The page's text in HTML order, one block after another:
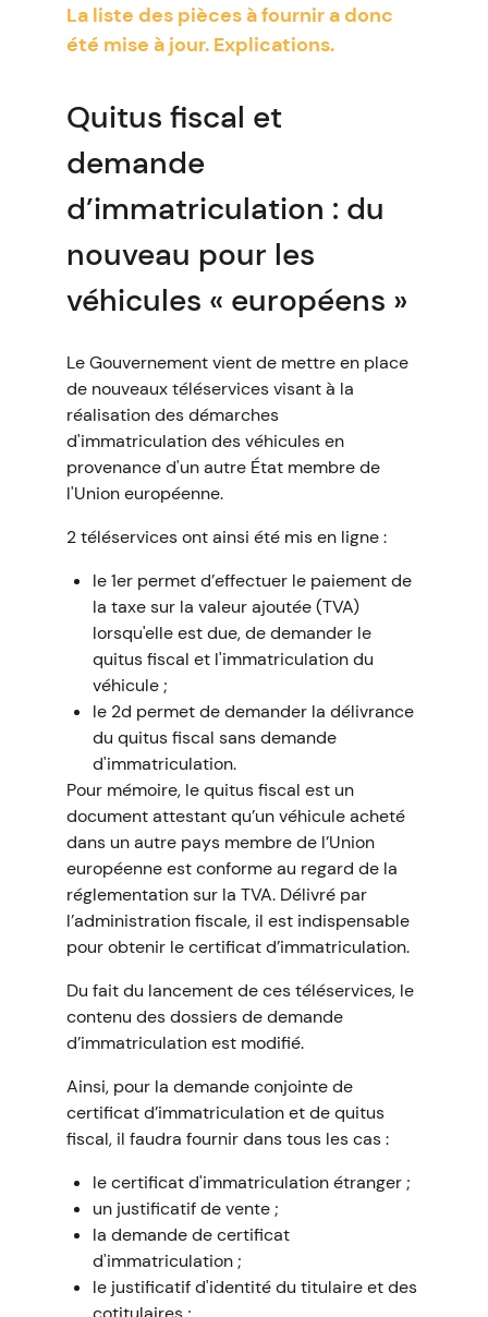
La liste des pièces à fournir a donc
été mise à jour. Explications.
Quitus fiscal et
demande
d’immatriculation : du
nouveau pour les
véhicules « européens »
Le Gouvernement vient de mettre en place
de nouveaux téléservices visant à la
réalisation des démarches
d'immatriculation des véhicules en
provenance d'un autre État membre de
l'Union européenne.
2 téléservices ont ainsi été mis en ligne :
le 1er permet d’effectuer le paiement de
la taxe sur la valeur ajoutée (TVA)
lorsqu'elle est due, de demander le
quitus fiscal et l'immatriculation du
véhicule ;
le 2d permet de demander la délivrance
du quitus fiscal sans demande
d'immatriculation.
Pour mémoire, le quitus fiscal est un
document attestant qu’un véhicule acheté
dans un autre pays membre de l’Union
européenne est conforme au regard de la
réglementation sur la TVA. Délivré par
l’administration fiscale, il est indispensable
pour obtenir le certificat d’immatriculation.
Du fait du lancement de ces téléservices, le
contenu des dossiers de demande
d’immatriculation est modifié.
Ainsi, pour la demande conjointe de
certificat d’immatriculation et de quitus
fiscal, il faudra fournir dans tous les cas :
le certificat d'immatriculation étranger ;
un justificatif de vente ;
la demande de certificat
d'immatriculation ;
le justificatif d'identité du titulaire et des